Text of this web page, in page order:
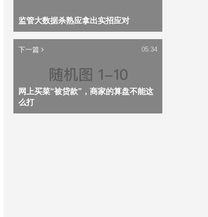
监管大数据杀熟应拿出实招应对
下一篇
网上买菜“被贷款”，商家的算盘不能这
么打
05:34